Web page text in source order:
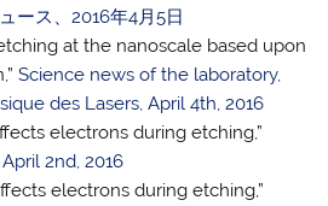
ース、2016年4月5日
at the nanoscale based upon
Science news of the laboratory,
des Lasers, April 4th, 2016
electrons during etching,”
2nd, 2016
electrons during etching,”